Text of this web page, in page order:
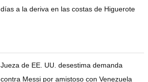
días a la deriva en las costas de Higuerote
Jueza de EE. UU. desestima demanda
contra Messi por amistoso con Venezuela